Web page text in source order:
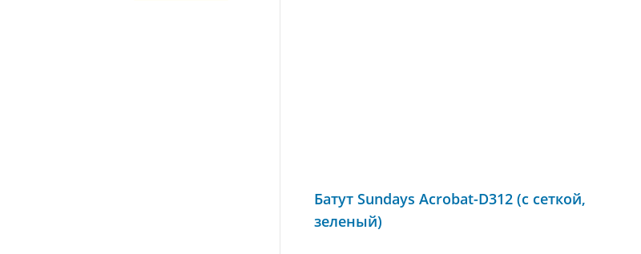
Батут Sundays Acrobat-D312 (с сеткой,
зеленый)